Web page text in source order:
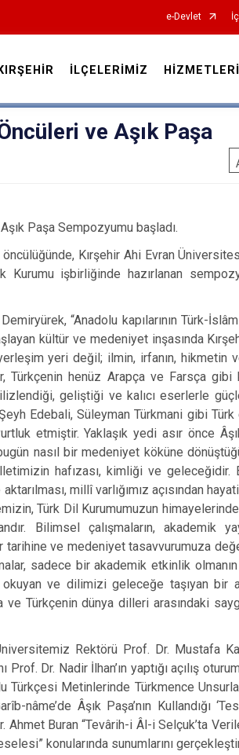
e-Devlet
KIRŞEHİR İLÇELERİMİZ
ve Aşık Paşa
Paşa Sempozyumu başladı.
Kırşehir Ahi Evran
işbirliğinde hazırlanan
“Anadolu kapılarının Türk-
kültür ve medeniyet inşasında
yeri değil; ilmin, irfanın, hikmetin
Türkçenin henüz Arapça ve Farsça gibi
geliştiği ve kalıcı eserlerle
Edebali, Süleyman Türkmani gibi
etmiştir. Yaklaşık yedi asır önce
nasıl bir medeniyet köküne
hafızası, kimliği ve geleceğidir.
millî varlığımız açısından
Türk Dil Kurumumuzun
Bilimsel çalışmaların, akademik
tarihine ve medeniyet tasavvurumuza
sadece bir akademik etkinlik
ve dilimizi geleceğe taşıyan bir
ve Türkçenin dünya dilleri arasındaki
Rektörü Prof. Dr. Mustafa
Prof. Dr. Nadir İlhan’ın yaptığı açılış
Türkçesi Metinlerinde Türkmence
Âşık Paşa’nın Kullandığı
Buran “Tevârih-i Âl-i Selçuk’ta
konularında sunumlarını